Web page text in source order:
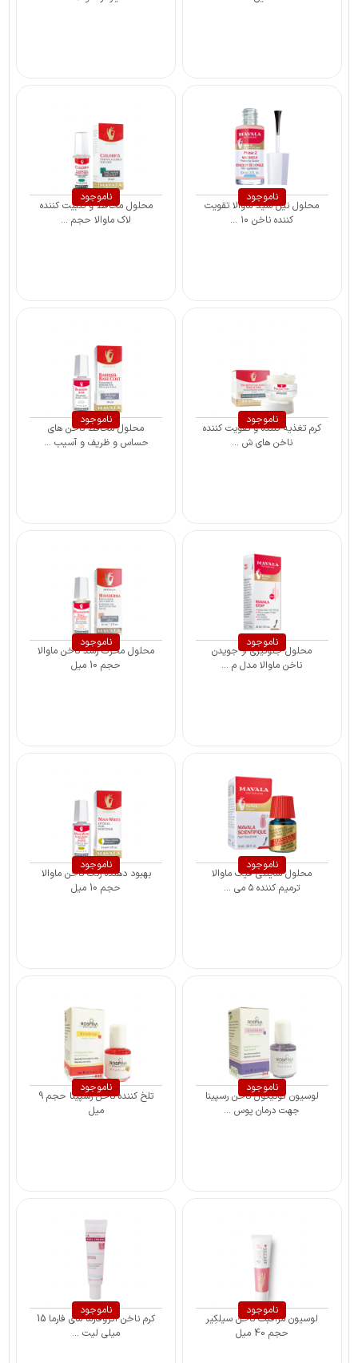
ناموجود
محلول نیل شید ماوالا تقویت
کننده ناخن ۱۰ ...
ناموجود
محلول محافظ و تثبیت کننده
لاک ماوالا حجم ...
ناموجود
کرم تغذیه کننده و تقویت کننده
ناخن های ش ...
ناموجود
محلول محافظ ناخن های
حساس و ظریف و آسیب ...
ناموجود
محلول جلوگیری از جویدن
ناخن ماوالا مدل م ...
ناموجود
محلول محرک رشد ناخن ماوالا
حجم 10 میل
ناموجود
محلول ساینتی فیک ماوالا
ترمیم کننده ۵ می ...
ناموجود
بهبود دهنده رنگ ناخن ماوالا
حجم 10 میل
ناموجود
لوسیون کوتیکول ناخن رسپینا
جهت درمان پوس ...
ناموجود
تلخ کننده ناخن رسپینا حجم 9
میل
ناموجود
لوسيون مراقبت ناخن سیلکِیر
حجم 40 میل
ناموجود
کرم ناخن اگزوفارما مای فارما 15
میلی لیت ...